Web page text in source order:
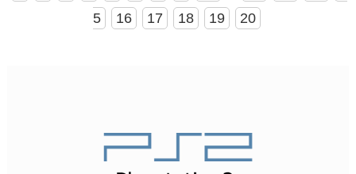
5
16 17 18 19 20